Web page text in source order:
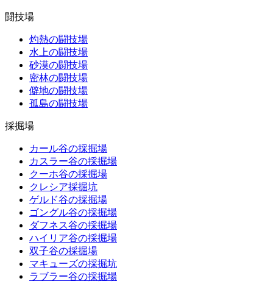
闘技場
灼熱の闘技場
水上の闘技場
砂漠の闘技場
密林の闘技場
僻地の闘技場
孤島の闘技場
採掘場
カール谷の採掘場
カスラー谷の採掘場
クーホ谷の採掘場
クレシア採掘坑
ゲルド谷の採掘場
ゴングル谷の採掘場
ダフネス谷の採掘場
ハイリア谷の採掘場
双子谷の採掘場
マキューズの採掘坑
ラブラー谷の採掘場